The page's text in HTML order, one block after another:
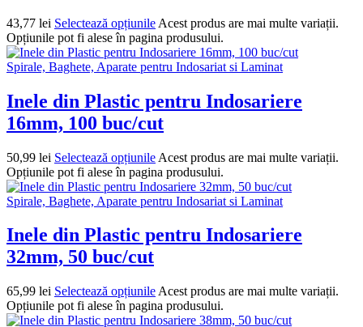
43,77 lei Selectează opțiunile Acest produs are mai multe variații.
Opțiunile pot fi alese în pagina produsului.
Spirale, Baghete, Aparate pentru Indosariat si Laminat
Inele din Plastic pentru Indosariere
16mm, 100 buc/cut
50,99 lei Selectează opțiunile Acest produs are mai multe variații.
Opțiunile pot fi alese în pagina produsului.
Spirale, Baghete, Aparate pentru Indosariat si Laminat
Inele din Plastic pentru Indosariere
32mm, 50 buc/cut
65,99 lei Selectează opțiunile Acest produs are mai multe variații.
Opțiunile pot fi alese în pagina produsului.